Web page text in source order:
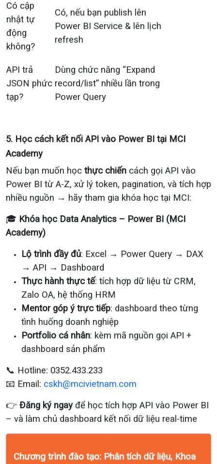
Có cập
nhật tự
động
không?
Có, nếu bạn publish lên
Power BI Service & lên lịch
refresh
API trả
JSON phức
tạp?
Dùng chức năng “Expand
record/list” nhiều lần trong
Power Query
5. Học cách kết nối API vào Power BI tại MCI
Academy
Nếu bạn muốn học thực chiến cách gọi API vào
Power BI từ A-Z, xử lý token, pagination, và tích hợp
nhiều nguồn → hãy tham gia khóa học tại MCI:
🎓 Khóa học Data Analytics – Power BI (MCI
Academy)
Lộ trình đầy đủ: Excel → Power Query → DAX
→ API → Dashboard
Thực hành thực tế: tích hợp dữ liệu từ CRM,
Zalo OA, hệ thống HRM
Mentor góp ý trực tiếp: dashboard theo từng
tình huống doanh nghiệp
Portfolio cá nhân: kèm mã nguồn gọi API +
dashboard sản phẩm
📞 Hotline: 0352.433.233
📧 Email: cskh@mcivietnam.com
👉 Đăng ký ngayđể học tích hợp API vào Power BI
– và làm chủ dashboard kết nối dữ liệu real-time
Chương trình đào tạo: Phân tích dữ liệu, Khoa